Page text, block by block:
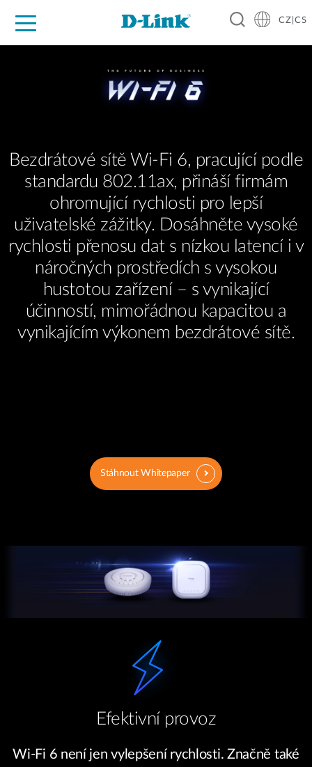
CZ|CS
Bezdrátové sítě Wi-Fi 6, pracující podle
standardu 802.11ax, přináší firmám
ohromující rychlosti pro lepší
uživatelské zážitky. Dosáhněte vysoké
rychlosti přenosu dat s nízkou latencí i v
náročných prostředích s vysokou
hustotou zařízení – s vynikající
účinností, mimořádnou kapacitou a
vynikajícím výkonem bezdrátové sítě.
Stáhnout Whitepaper
Efektivní provoz
Wi-Fi 6 není jen vylepšení rychlosti. Značně také